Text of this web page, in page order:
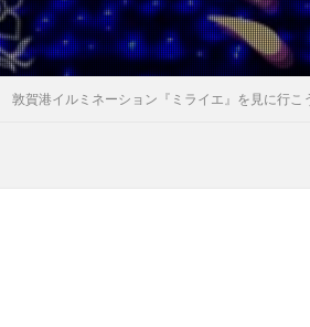
敦賀港イルミネーション『ミライエ』を見に行こ